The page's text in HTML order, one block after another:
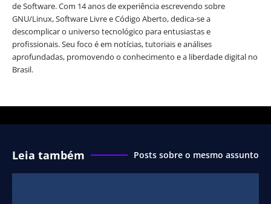
de Software. Com 14 anos de experiência escrevendo sobre
GNU/Linux, Software Livre e Código Aberto, dedica-se a
descomplicar o universo tecnológico para entusiastas e
profissionais. Seu foco é em notícias, tutoriais e análises
aprofundadas, promovendo o conhecimento e a liberdade digital no
Brasil.
Leia também Posts sobre o mesmo assunto